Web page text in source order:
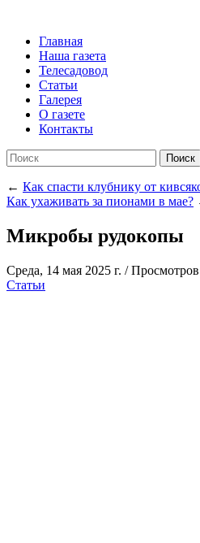
Главная
Наша газета
Телесадовод
Статьи
Галерея
О газете
Контакты
Поиск
← Как спасти клубнику от
Как ухаживать за пионами в мае?
Микробы рудокопы
Среда, 14 мая 2025 г. /
Статьи